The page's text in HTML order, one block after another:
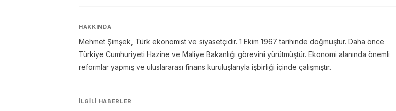
HAKKINDA
Mehmet Şimşek, Türk ekonomist ve siyasetçidir. 1 Ekim 1967 tarihinde doğmuştur. Daha önce
Türkiye Cumhuriyeti Hazine ve Maliye Bakanlığı görevini yürütmüştür. Ekonomi alanında önemli
reformlar yapmış ve uluslararası finans kuruluşlarıyla işbirliği içinde çalışmıştır.
İLGILI HABERLER